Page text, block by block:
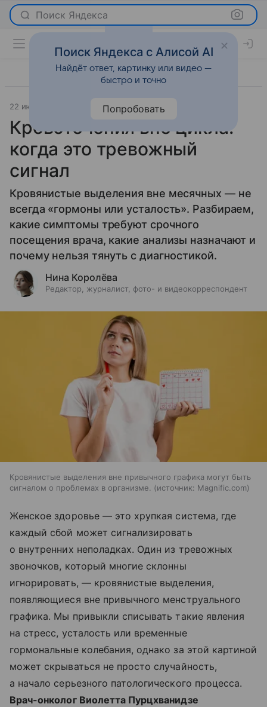
Поиск Яндекса
22 июня 2026 Леди Mail Здоровье
Кровотечения вне цикла:
когда это тревожный
сигнал
Кровянистые выделения вне месячных — не
всегда «гормоны или усталость». Разбираем,
какие симптомы требуют срочного
посещения врача, какие анализы назначают и
почему нельзя тянуть с диагностикой.
Нина Королёва
Редактор, журналист, фото- и видеокорреспондент
Кровянистые выделения вне привычного графика могут быть
сигналом о проблемах в организме.
источник: Magnific.com
Женское здоровье — это хрупкая система, где
каждый сбой может сигнализировать
о внутренних неполадках. Один из тревожных
звоночков, который многие склонны
игнорировать, — кровянистые выделения,
появляющиеся вне привычного менструального
графика. Мы привыкли списывать такие явления
на стресс, усталость или временные
гормональные колебания, однако за этой картиной
может скрываться не просто случайность,
а начало серьезного патологического процесса.
Врач-онколог Виолетта Пурцхванидзе
Поиск Яндекса с Алисой AI
Найдёт ответ, картинку или видео —
быстро и точно
Попробовать